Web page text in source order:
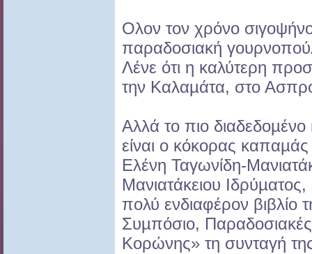
Ολον τον χρόνο
παραδοσιακή
Λένε ότι η καλύτερη
την Καλαµάτα, στο
Αλλά το πιο διαδεδοµένο
είναι ο κόκορας
Ελένη Ταγωνίδη-
Μανιατάκειου
πολύ ενδιαφέρον βιβλίο
Συµπόσιο,
Κορώνης» τη συνταγή